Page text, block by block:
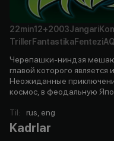
22min12+2003Jangari
Triller FantastikaFentezi
Черепашки-ниндзя
главой которого
Неожиданные
космос, в феодальную
Til: rus, eng
Kadrlar